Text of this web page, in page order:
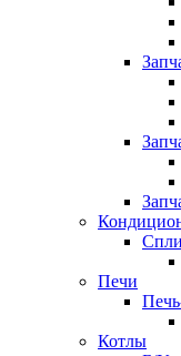
Печи
Котлы